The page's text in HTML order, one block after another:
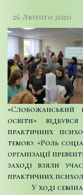
26 Лютого 2020
«Слобожанський
освіти»
практичних
темою: «Роль
організації
заході взяли
практичних
У ході